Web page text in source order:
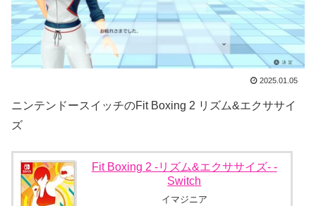
2025.01.05
ニンテンドースイッチのFit Boxing 2 リズム&エクササイ
ズ
Fit Boxing 2 -リズム&エクササイズ- -
Switch
イマジニア